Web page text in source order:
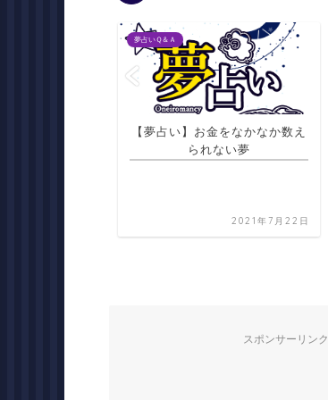
夢占いＱ＆Ａ
【夢占い】死人や死にかけた人
が生き返る夢
2021年7月20日
スポンサーリンク